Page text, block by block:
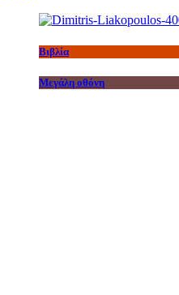
Βιβλία
Μεγάλη οθόνη